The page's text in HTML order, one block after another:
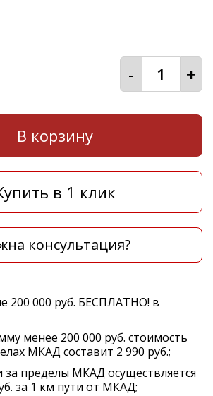
- +
В корзину
в 1 клик
консультация?
200 000 руб. БЕСПЛАТНО! в
менее 200 000 руб. стоимость
МКАД составит 2 990 руб.;
за пределы МКАД осуществляется
за 1 км пути от МКАД;